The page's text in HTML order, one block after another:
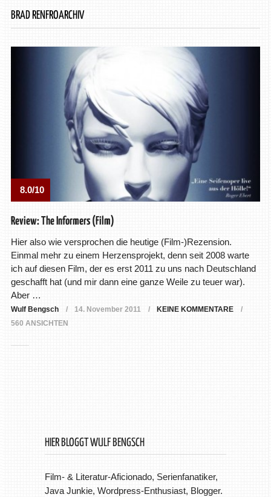
BRAD RENFROARCHIV
8.0/10
Review: The Informers (Film)
Hier also wie versprochen die heutige (Film-)Rezension.
Einmal mehr zu einem Herzensprojekt, denn seit 2008 warte
ich auf diesen Film, der es erst 2011 zu uns nach Deutschland
geschafft hat (und mir dann eine ganze Weile zu teuer war).
Aber …
Wulf Bengsch 14. November 2011
KEINE KOMMENTARE
560 ANSICHTEN
HIER BLOGGT WULF BENGSCH
Film- & Literatur-Aficionado, Serienfanatiker,
Java Junkie, Wordpress-Enthusiast, Blogger.